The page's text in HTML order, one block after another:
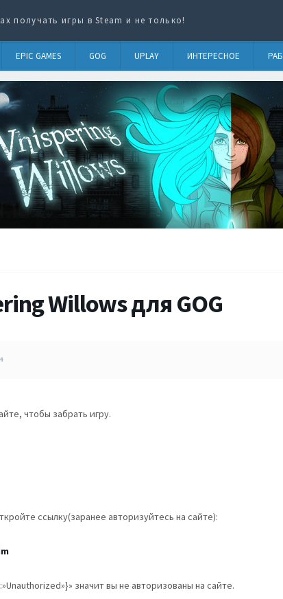
получать игры в Steam и не только!
EPIC GAMES GOG UPLAY ИНТЕРЕСНОЕ
Willows для GOG
чтобы забрать игру.
ссылку(заранее авторизуйтесь на сайте):
значит вы не авторизованы на сайте.